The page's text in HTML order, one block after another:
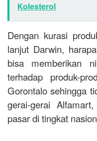
Kolesterol
Dengan kurasi
lanjut Darwin,
bisa memberikan
terhadap produk-
Gorontalo sehingga
gerai-gerai
pasar di tingkat